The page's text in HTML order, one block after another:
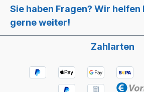
Sie haben Fragen? Wir helfen
gerne weiter!
Zahlarten